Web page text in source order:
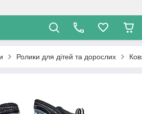
Ролики для дітей та дорослих